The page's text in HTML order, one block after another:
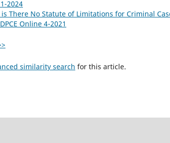
2024
is There No Statute of Limitations for Criminal
Online 4-2021
similarity search for this article.